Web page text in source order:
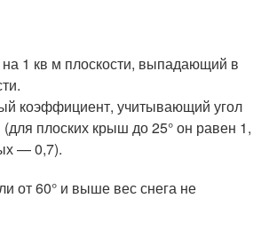
1 кв м плоскости, выпадающий в
коэффициент, учитывающий угол
(для плоских крыш до 25° он равен 1,
— 0,7).
от 60° и выше вес снега не